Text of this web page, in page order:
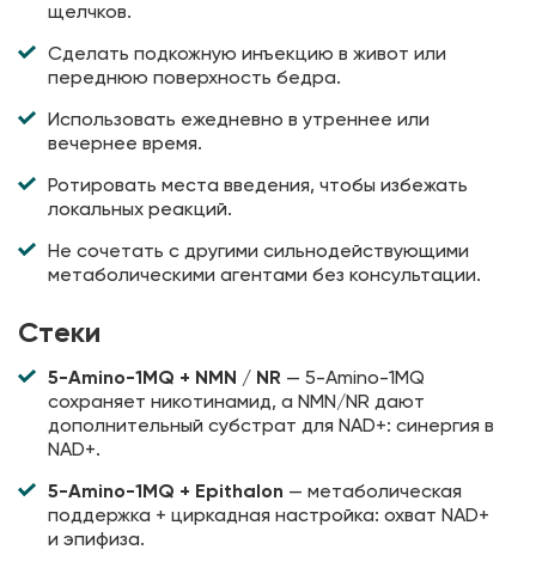
щелчков.
Сделать подкожную инъекцию в живот или
переднюю поверхность бедра.
Использовать ежедневно в утреннее или
вечернее время.
Ротировать места введения, чтобы избежать
локальных реакций.
Не сочетать с другими сильнодействующими
метаболическими агентами без консультации.
Стеки
5-Amino-1MQ + NMN / NR — 5-Amino-1MQ
сохраняет никотинамид, а NMN/NR дают
дополнительный субстрат для NAD+: синергия в
NAD+.
5-Amino-1MQ + Epithalon — метаболическая
поддержка + циркадная настройка: охват NAD+
и эпифиза.